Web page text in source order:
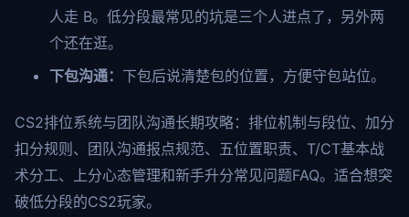
人走 B。低分段最常见的坑是三个人进点了，另外两
个还在逛。
下包沟通： 下包后说清楚包的位置，方便守包站位。
CS2排位系统与团队沟通长期攻略：排位机制与段位、加分
扣分规则、团队沟通报点规范、五位置职责、T/CT基本战
术分工、上分心态管理和新手升分常见问题FAQ。适合想突
破低分段的CS2玩家。